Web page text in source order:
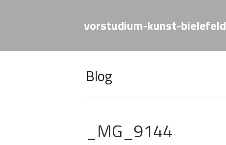
vorstudium-kunst-bielefeld
Blog
_MG_9144